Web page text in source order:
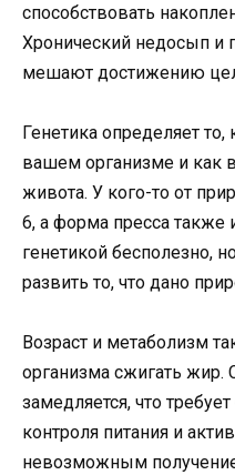
способствовать
Хронический недосып и
мешают достижению
Генетика определяет
вашем организме и
живота. У кого-то от
6, а форма пресса также
генетикой бесполезно,
развить то, что дано
Возраст и метаболизм
организма сжигать жир.
замедляется, что
контроля питания и
невозможным